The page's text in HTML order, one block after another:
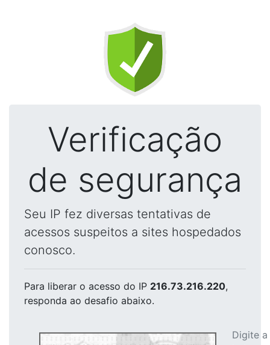
Verificação
de segurança
Seu IP fez diversas tentativas de
acessos suspeitos a sites hospedados
conosco.
Para liberar o acesso do IP 216.73.216.220,
responda ao desafio abaixo.
Digite